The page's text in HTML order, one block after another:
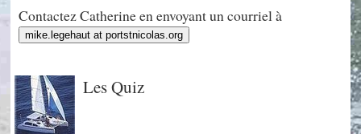
Contactez Catherine en envoyant un courriel à
mike.legehaut at portstnicolas.org
Les Quiz